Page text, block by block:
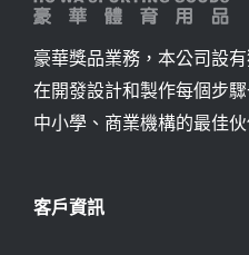
豪華獎品業務，本公司設
在開發設計和製作每個步
中小學、商業機構的最佳伙
客戶資訊